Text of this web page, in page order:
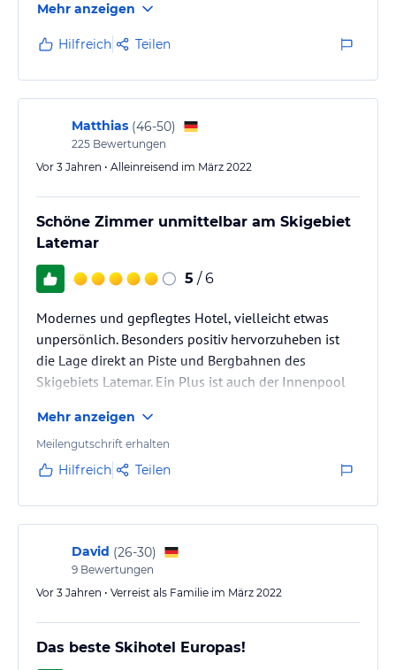
menu abschliessen. Wirklich empfelungswert. Komme
sicherlich zurück. Probiere den Wein Quintessens,
vom Kalterersee. Oder rede mit dem Kelner,
Weinauswahl auch sehr gut.
Mehr anzeigen
Hilfreich Teilen
Matthias (46-50)
225 Bewertungen
Vor 3 Jahren • Alleinreisend im März 2022
Schöne Zimmer unmittelbar am Skigebiet
Latemar
5 / 6
Modernes und gepflegtes Hotel, vielleicht etwas
unpersönlich. Besonders positiv hervorzuheben ist
die Lage direkt an Piste und Bergbahnen des
Skigebiets Latemar. Ein Plus ist auch der Innenpool
Mehr anzeigen
Meilengutschrift erhalten
Hilfreich Teilen
David (26-30)
9 Bewertungen
Vor 3 Jahren • Verreist als Familie im März 2022
Das beste Skihotel Europas!